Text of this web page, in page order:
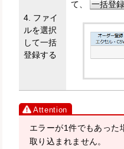
4. ファイ
ルを選択
して一括
登録する
て、
一括登録
エラーが1件でもあった
取り込まれません。